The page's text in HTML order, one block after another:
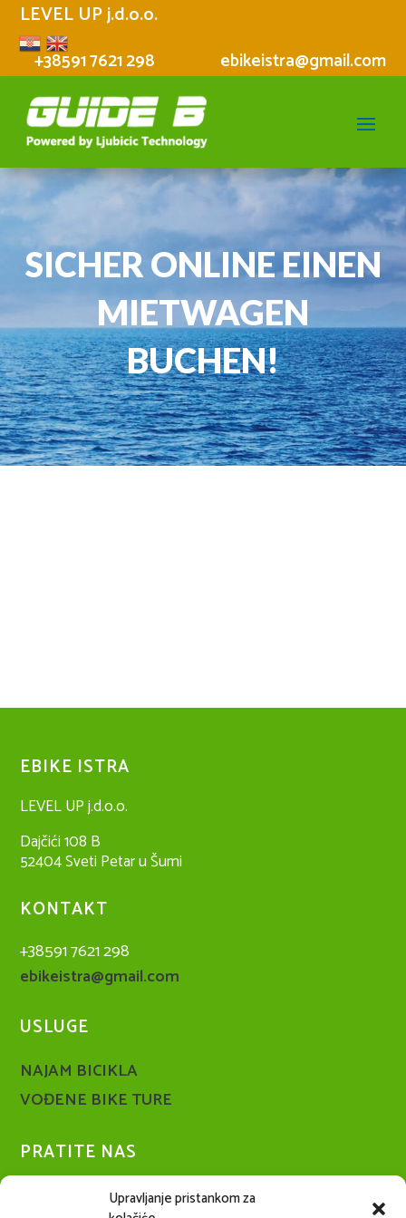
Upravljanje pristankom za
LEVEL UP j.d.o.o.
+38591 7621 298 ebikeistra@gmail.com
SICHER ONLINE EINEN
MIETWAGEN
BUCHEN!
EBIKE ISTRA
LEVEL UP j.d.o.o.
Dajčići 108 B
52404 Sveti Petar u Šumi
KONTAKT
+38591 7621 298
ebikeistra@gmail.com
USLUGE
NAJAM BICIKLA
VOĐENE BIKE TURE
PRATITE NAS
Facebook